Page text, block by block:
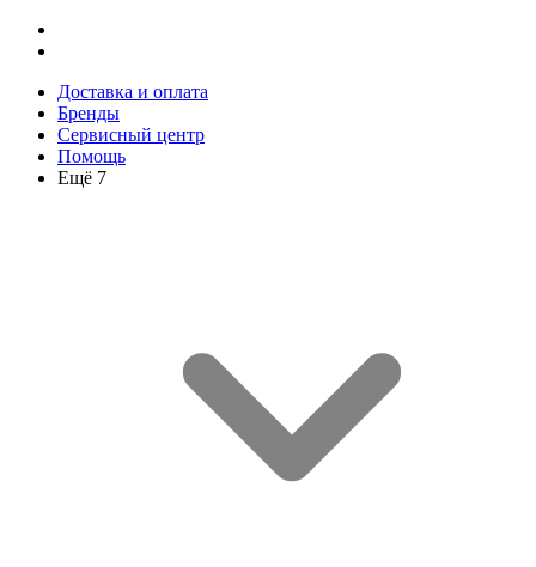
Доставка и оплата
Бренды
Сервисный центр
Помощь
Ещё 7